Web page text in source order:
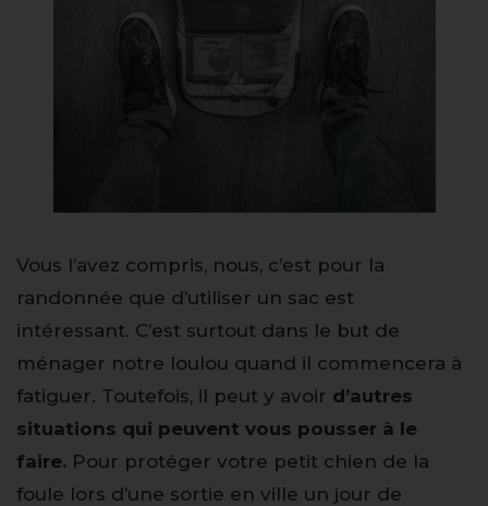
Vous l’avez compris, nous, c’est pour la
randonnée que d’utiliser un sac est
intéressant. C’est surtout dans le but de
ménager notre loulou quand il commencera à
fatiguer. Toutefois, il peut y avoir d’autres
situations qui peuvent vous pousser à le
faire. Pour protéger votre petit chien de la
foule lors d’une sortie en ville un jour de